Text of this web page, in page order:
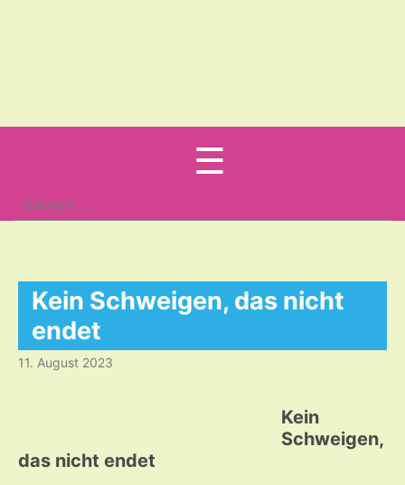
☰
Suche
nach:
Kein Schweigen, das nicht
endet
11. August 2023
Kein
Schweigen,
das nicht endet